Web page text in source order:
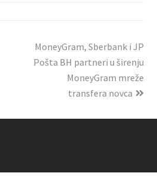
MoneyGram, Sberbank i JP
Pošta BH partneri u širenju
MoneyGram mreže
transfera novca